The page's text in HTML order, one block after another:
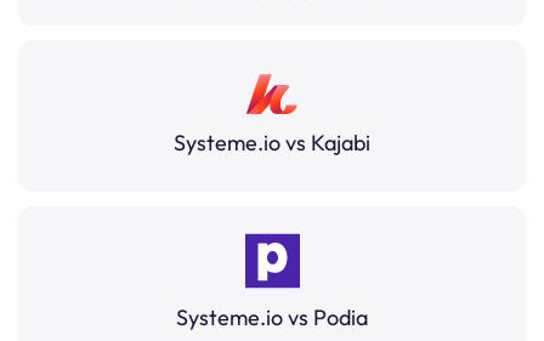
Systeme.io vs Kajabi
Systeme.io vs Podia